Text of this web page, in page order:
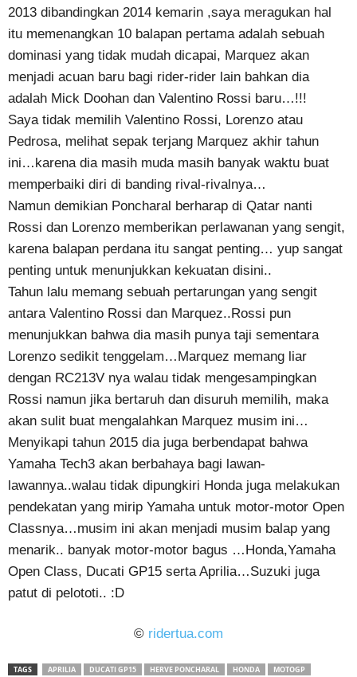
2013 dibandingkan 2014 kemarin ,saya meragukan hal
itu memenangkan 10 balapan pertama adalah sebuah
dominasi yang tidak mudah dicapai, Marquez akan
menjadi acuan baru bagi rider-rider lain bahkan dia
adalah Mick Doohan dan Valentino Rossi baru…!!!
Saya tidak memilih Valentino Rossi, Lorenzo atau
Pedrosa, melihat sepak terjang Marquez akhir tahun
ini…karena dia masih muda masih banyak waktu buat
memperbaiki diri di banding rival-rivalnya…
Namun demikian Poncharal berharap di Qatar nanti
Rossi dan Lorenzo memberikan perlawanan yang sengit,
karena balapan perdana itu sangat penting… yup sangat
penting untuk menunjukkan kekuatan disini..
Tahun lalu memang sebuah pertarungan yang sengit
antara Valentino Rossi dan Marquez..Rossi pun
menunjukkan bahwa dia masih punya taji sementara
Lorenzo sedikit tenggelam…Marquez memang liar
dengan RC213V nya walau tidak mengesampingkan
Rossi namun jika bertaruh dan disuruh memilih, maka
akan sulit buat mengalahkan Marquez musim ini…
Menyikapi tahun 2015 dia juga berbendapat bahwa
Yamaha Tech3 akan berbahaya bagi lawan-
lawannya..walau tidak dipungkiri Honda juga melakukan
pendekatan yang mirip Yamaha untuk motor-motor Open
Classnya…musim ini akan menjadi musim balap yang
menarik.. banyak motor-motor bagus …Honda,Yamaha
Open Class, Ducati GP15 serta Aprilia…Suzuki juga
patut di pelototi.. :D
© ridertua.com
TAGS APRILIA DUCATI GP15 HERVE PONCHARAL HONDA
MOTOGP